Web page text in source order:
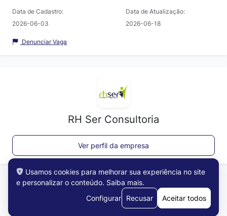
Data de Cadastro:
2026-06-03
Data de Atualização:
2026-06-18
Denunciar Vaga
RH Ser Consultoria
Ver perfil da empresa
Usamos cookies para melhorar sua experiência no site
e personalizar o conteúdo. Saiba mais.
Configurar
Recusar Aceitar todos